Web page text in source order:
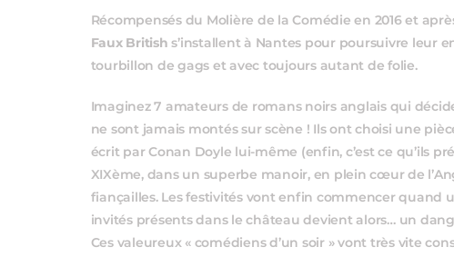
Récompensés du Molière de la Comédie en 2016 et
Faux British s’installent à Nantes pour poursuivre leur
tourbillon de gags et avec toujours autant de folie.
Imaginez 7 amateurs de romans noirs anglais qui
ne sont jamais montés sur scène ! Ils ont choisi une
écrit par Conan Doyle lui-même (enfin, c’est ce qu’ils
XIXème, dans un superbe manoir, en plein cœur de
fiançailles. Les festivités vont enfin commencer quand
invités présents dans le château devient alors… un
Ces valeureux « comédiens d’un soir » vont très vite